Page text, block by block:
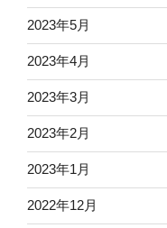
2023年5月
2023年4月
2023年3月
2023年2月
2023年1月
2022年12月